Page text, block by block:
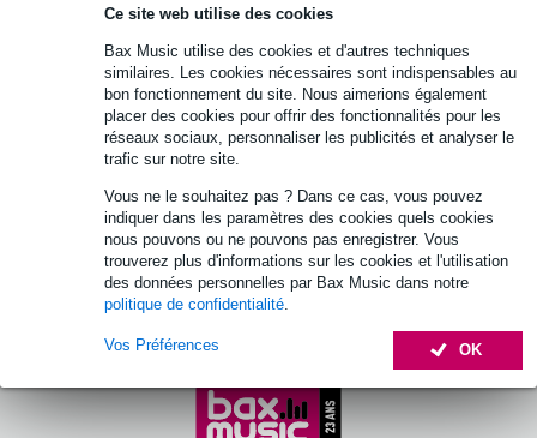
Ce site web utilise des cookies
Bax Music utilise des cookies et d'autres techniques
similaires. Les cookies nécessaires sont indispensables au
bon fonctionnement du site. Nous aimerions également
placer des cookies pour offrir des fonctionnalités pour les
réseaux sociaux, personnaliser les publicités et analyser le
trafic sur notre site.
Vous ne le souhaitez pas ? Dans ce cas, vous pouvez
indiquer dans les paramètres des cookies quels cookies
nous pouvons ou ne pouvons pas enregistrer. Vous
trouverez plus d'informations sur les cookies et l'utilisation
des données personnelles par Bax Music dans notre
politique de confidentialité
OK
Vos Préférences
Nedis MICCJ100BK micro cravate mini-
jack 3,5 mm avec pince
Prix public 10,20 €
En stock chez le fournisseur
Ajouter au panier